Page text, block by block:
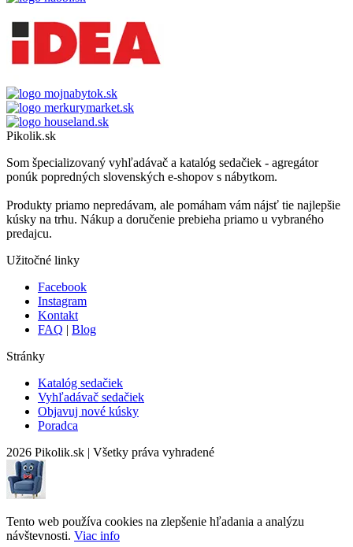
Pikolik.sk
Som špecializovaný vyhľadávač a katalóg sedačiek - agregátor
ponúk popredných slovenských e-shopov s nábytkom.
Produkty priamo nepredávam, ale pomáham vám nájsť tie najlepšie
kúsky na trhu. Nákup a doručenie prebieha priamo u vybraného
predajcu.
Užitočné linky
Facebook
Instagram
Kontakt
FAQ | Blog
Stránky
Katalóg sedačiek
Vyhľadávač sedačiek
Objavuj nové kúsky
Poradca
2026 Pikolik.sk | Všetky práva vyhradené
Tento web používa cookies na zlepšenie hľadania a analýzu
návštevnosti. Viac info